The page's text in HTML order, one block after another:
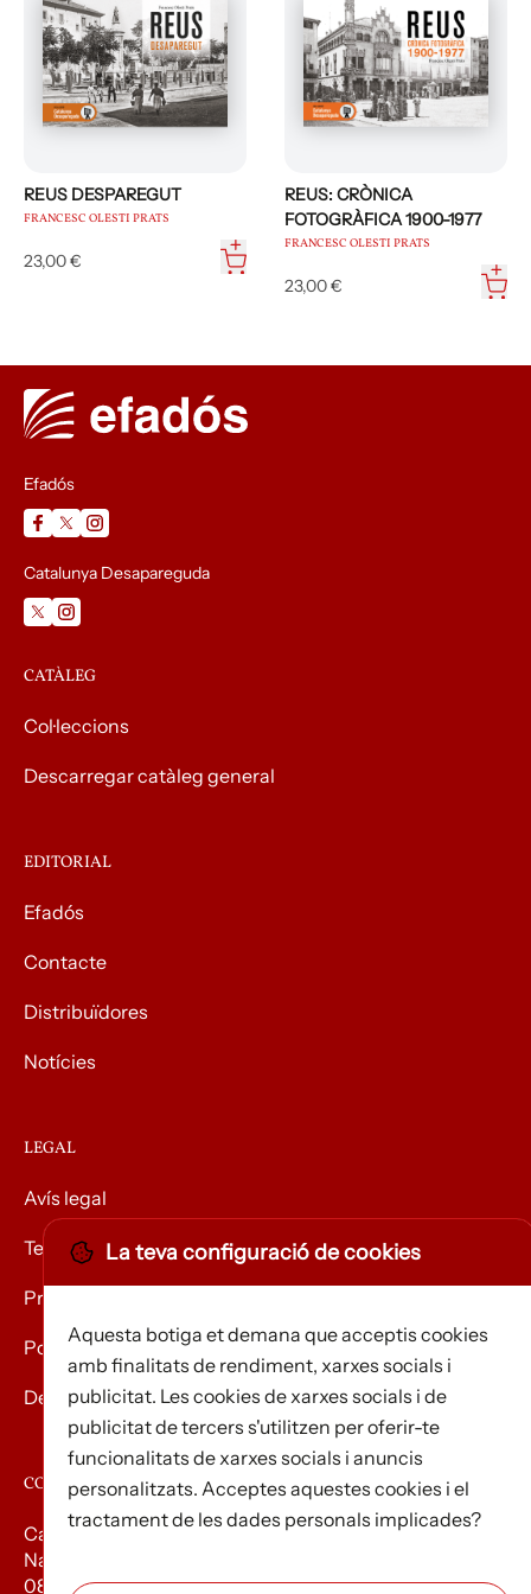
Guardadors de la Tronada de Reus, del
Centre de Lectura i del Reus Deportiu.
REUS DESPAREGUT
FRANCESC OLESTI PRATS
23,00 €
REUS: CRÒNICA
FOTOGRÀFICA 1900-1977
FRANCESC OLESTI PRATS
23,00 €
Efadós
Catalunya Desapareguda
CATÀLEG
Col·leccions
Descarregar catàleg general
EDITORIAL
Efadós
Contacte
Distribuïdores
Notícies
LEGAL
Avís legal
Termes i condicions
Privacitat
Política de Cookies
Devolució de mercaderies
CONTACTE
Carrer d’Edison, 3
Nau A. Polígon industrial Les Torrenteres
08754 El Papiol
La teva configuració de cookies
Aquesta botiga et demana que acceptis cookies
amb finalitats de rendiment, xarxes socials i
publicitat. Les cookies de xarxes socials i de
publicitat de tercers s'utilitzen per oferir-te
funcionalitats de xarxes socials i anuncis
personalitzats. Acceptes aquestes cookies i el
tractament de les dades personals implicades?